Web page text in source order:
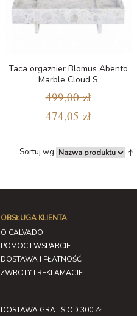
Taca orgaznier Blomus Abento
Marble Cloud S
499,00 zł
474,05 zł
Sortuj wg
OBSŁUGA KLIENTA
O CALVADO
POMOC I WSPARCIE
DOSTAWA I PŁATNOŚĆ
ZWROTY I REKLAMACJE
DOSTAWA GRATIS OD 300 ZŁ